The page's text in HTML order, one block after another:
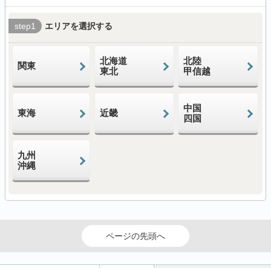
step1 エリアを選択する
関東
北海道
東北
北陸
甲信越
東海 近畿
中国
四国
九州
沖縄
ページの先頭へ